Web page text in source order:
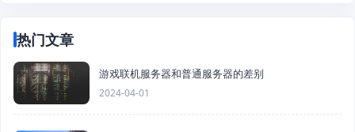
热门文章
游戏联机服务器和普通服务器的差别
2024-04-01